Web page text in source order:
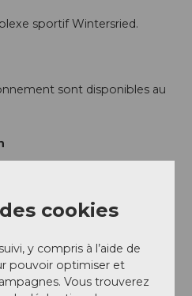
sportif Wintersried.
sont disponibles au
est en projet.
/ Liens
du complexe sportif de
cookies
y compris à l’aide de
pouvoir optimiser et
Vous trouverez